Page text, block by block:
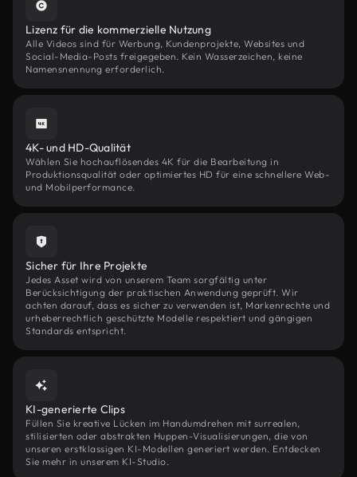
Lizenz für die kommerzielle Nutzung
Alle Videos sind für Werbung, Kundenprojekte, Websites und
Social-Media-Posts freigegeben. Kein Wasserzeichen, keine
Namensnennung erforderlich.
4K- und HD-Qualität
Wählen Sie hochauflösendes 4K für die Bearbeitung in
Produktionsqualität oder optimiertes HD für eine schnellere Web-
und Mobilperformance.
Sicher für Ihre Projekte
Jedes Asset wird von unserem Team sorgfältig unter
Berücksichtigung der praktischen Anwendung geprüft. Wir
achten darauf, dass es sicher zu verwenden ist, Markenrechte und
urheberrechtlich geschützte Modelle respektiert und gängigen
Standards entspricht.
KI-generierte Clips
Füllen Sie kreative Lücken im Handumdrehen mit surrealen,
stilisierten oder abstrakten Huppen-Visualisierungen, die von
unseren erstklassigen KI-Modellen generiert werden. Entdecken
Sie mehr in unserem KI-Studio.